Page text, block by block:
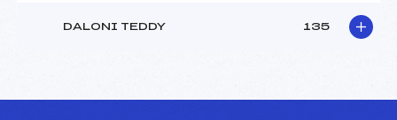
DALONI TEDDY 135